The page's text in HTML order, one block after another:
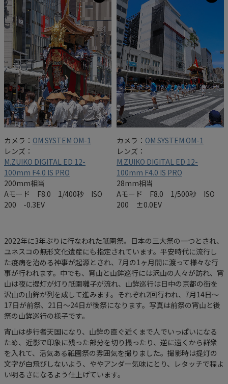
カメラ： OM SYSTEM OM-1
レンズ：
M.ZUIKO DIGITAL ED 12-
100mm F4.0 IS PRO
200mm相当
Aモード F8.0 1/400秒 ISO
200 -0.3EV
カメラ： OM SYSTEM OM-1
レンズ：
M.ZUIKO DIGITAL ED 12-
100mm F4.0 IS PRO
28mm相当
Aモード F8.0 1/500秒 ISO
200 ±0.0EV
2022年に3年ぶりに行なわれた祇園祭。日本の三大祭の一つとされ、
ユネスコの無形文化遺産にも指定されています。平安時代に流行し
た疫病を治める神事が起源とされ、7月の1ヶ月間に渡って様々な行
事が行われます。中でも、宵山と山鉾巡行には沢山の人々が訪れ、宵
山は夜に提灯が灯り祇園囃子が流れ、山鉾巡行は日中の京都の街を
沢山の山鉾が列を成して進みます。それぞれ2回行われ、7月14日～
17日が前祭、21日～24日が後祭になります。写真は前祭の宵山と後
祭の山鉾巡行の様子です。
宵山は歩行者天国になり、山鉾の直ぐ近くまで人でいっぱいになる
ため、近影で印象に残った部分を切り撮ったり、逆に遠くから群衆
を入れて、活気ある祇園祭の雰囲気を撮りました。撮影時は提灯の
文字が白飛びしないよう、ややアンダー気味にとり、レタッチで程よ
い明るさになるよう仕上げています。